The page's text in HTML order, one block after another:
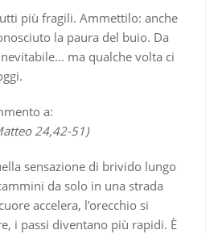
più fragili. Ammettilo: anche
la paura del buio. Da
ma qualche volta ci
a:
24,42-51)
sensazione di brivido lungo
da solo in una strada
accelera, l’orecchio si
i passi diventano più rapidi. È